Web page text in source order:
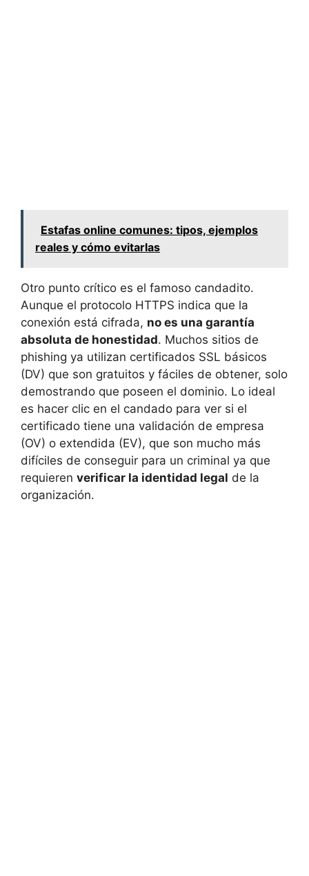
Estafas online comunes: tipos, ejemplos
reales y cómo evitarlas
Otro punto crítico es el famoso candadito.
Aunque el protocolo HTTPS indica que la
conexión está cifrada, no es una garantía
absoluta de honestidad. Muchos sitios de
phishing ya utilizan certificados SSL básicos
(DV) que son gratuitos y fáciles de obtener, solo
demostrando que poseen el dominio. Lo ideal
es hacer clic en el candado para ver si el
certificado tiene una validación de empresa
(OV) o extendida (EV), que son mucho más
difíciles de conseguir para un criminal ya que
requieren verificar la identidad legal de la
organización.